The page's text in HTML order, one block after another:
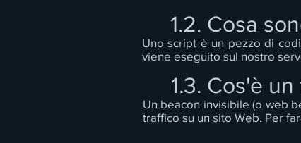
1.2. Cosa
Uno script è un pezzo di
viene eseguito sul nostro
1.3. Cos'è
Un beacon invisibile (o web
traffico su un sito Web. Per